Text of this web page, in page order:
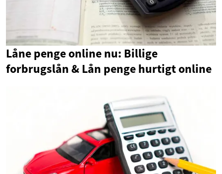
Låne penge online nu: Billige
forbrugslån & Lån penge hurtigt online